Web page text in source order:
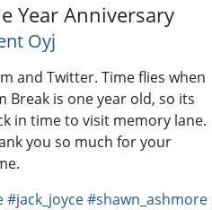
Year Anniversary
Oyj
and Twitter. Time flies when
Break is one year old, so its
in time to visit memory lane.
you so much for your
#jack_joyce#shawn_ashmore